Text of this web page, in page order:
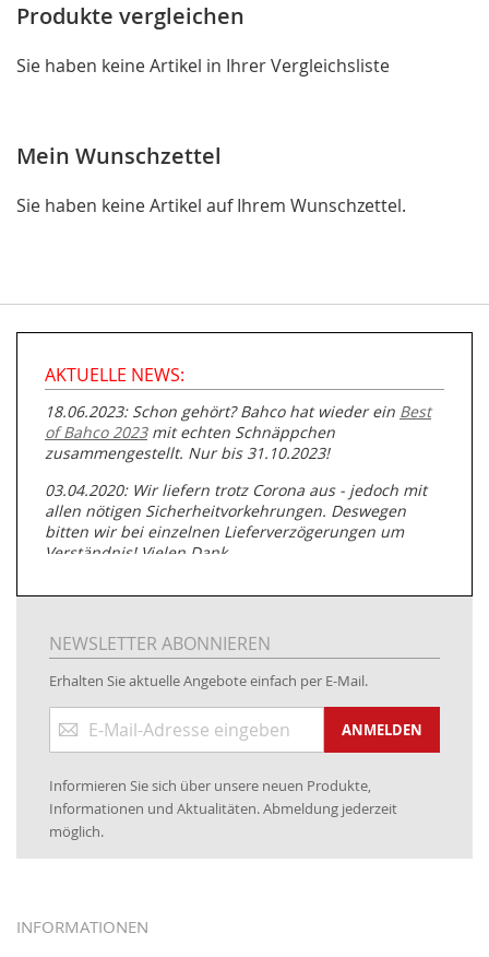
Produkte vergleichen
Sie haben keine Artikel in Ihrer Vergleichsliste
Mein Wunschzettel
Sie haben keine Artikel auf Ihrem Wunschzettel.
AKTUELLE NEWS:
18.06.2023: Schon gehört? Bahco hat wieder ein Best
of Bahco 2023mit echten Schnäppchen
zusammengestellt. Nur bis 31.10.2023!
03.04.2020: Wir liefern trotz Corona aus - jedoch mit
allen nötigen Sicherheitvorkehrungen. Deswegen
bitten wir bei einzelnen Lieferverzögerungen um
Verständnis! Vielen Dank.
05.07.2019: Neuester Zugang zu unserer
Rohrbearbeitung
01.06.2019: Individuell
bedruckte Kabeltrommeln
www.kabeltrommeln-versand.de/Kabelbedruckung
04.11.2018: Überarbeitung der Corporate Identity (CI)
16.01.2017:JETZT NEU- Visa & MasterCard (inkl.
Maestro)
12.01.2017:JETZT NEU- giropay, SOFORT-Überweisung
05.09.2016: NEUE Topseller bei
NEWSLETTER ABONNIEREN
Erhalten Sie aktuelle Angebote einfach per E-Mail.
zum
ANMELDEN
Informieren Sie sich über unsere neuen Produkte,
Informationen und Aktualitäten. Abmeldung jederzeit
möglich.
INFORMATIONEN